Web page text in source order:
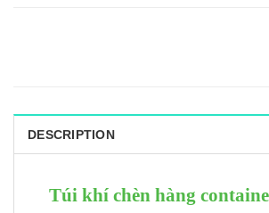
DESCRIPTION
Túi khí chèn hàng